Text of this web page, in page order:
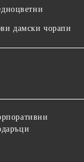
дамски чорапи